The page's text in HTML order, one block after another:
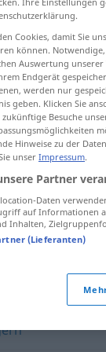
Cookies, damit Sie
können.
Auswertung
Endgerät
werden nur
geben. Klicken Sie
Besuche
Hinweise zu der
unser Impressum.
Partner
Daten
auf Informationen
Inhalten,
(Lieferanten)